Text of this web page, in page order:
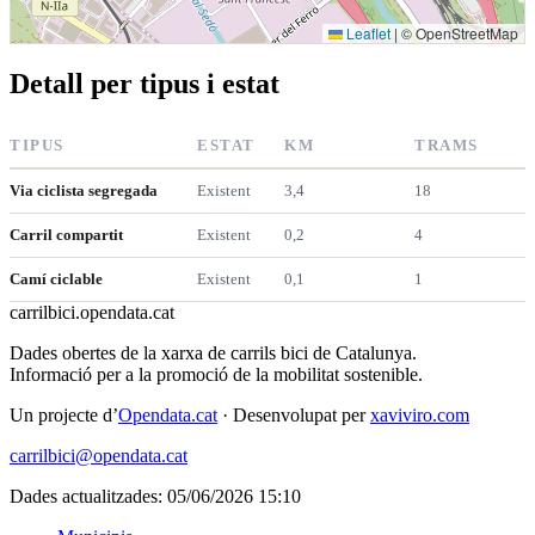
Leaflet | © OpenStreetMap
Detall per tipus i estat
TIPUS ESTAT KM TRAMS
Via ciclista segregada Existent 3,4 18
Carril compartit Existent 0,2 4
Camí ciclable Existent 0,1 1
carrilbici.opendata.cat
Dades obertes de la xarxa de carrils bici de Catalunya.
Informació per a la promoció de la mobilitat sostenible.
Un projecte d’Opendata.cat · Desenvolupat perxaviviro.com
carrilbici@opendata.cat
Dades actualitzades: 05/06/2026 15:10